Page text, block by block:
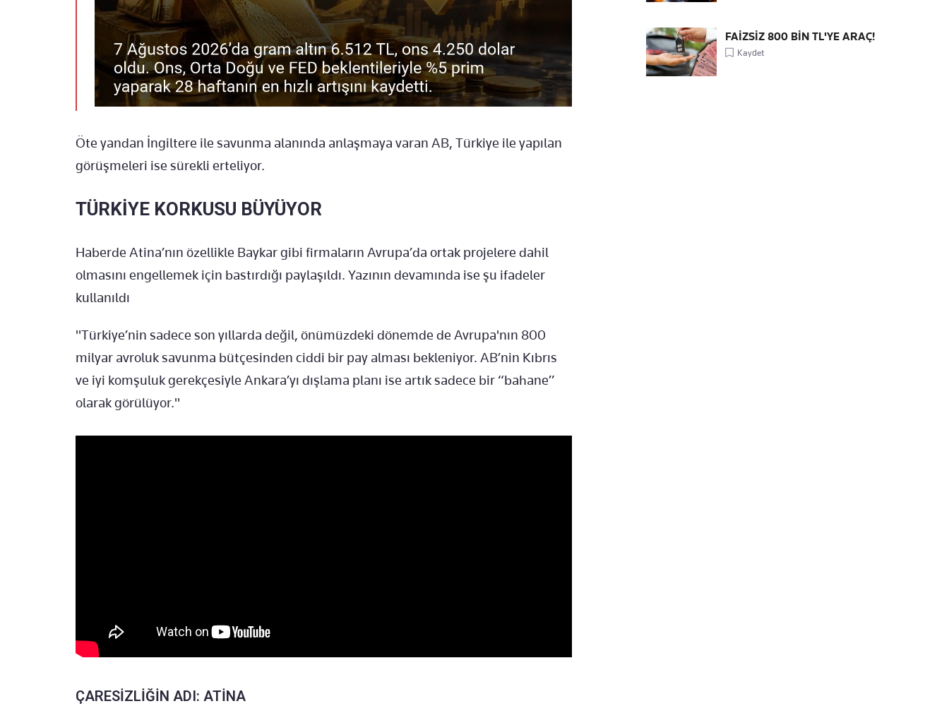
Öte yandan İngiltere ile savunma alanında anlaşmaya varan AB, Türkiye ile yapılan
görüşmeleri ise sürekli erteliyor.
TÜRKİYE KORKUSU BÜYÜYOR
Haberde Atina’nın özellikle Baykar gibi firmaların Avrupa’da ortak projelere dahil
olmasını engellemek için bastırdığı paylaşıldı. Yazının devamında ise şu ifadeler
kullanıldı
"Türkiye’nin sadece son yıllarda değil, önümüzdeki dönemde de Avrupa'nın 800
milyar avroluk savunma bütçesinden ciddi bir pay alması bekleniyor. AB’nin Kıbrıs
ve iyi komşuluk gerekçesiyle Ankara’yı dışlama planı ise artık sadece bir “bahane”
olarak görülüyor."
ÇARESİZLİĞİN ADI: ATİNA
FAİZSİZ 800 BİN TL'YE ARAÇ!
Kaydet